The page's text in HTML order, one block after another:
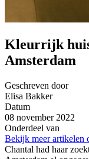
Kleurrijk
Amsterdam
Geschreven door
Elisa Bakker
Datum
08 november 2022
Onderdeel van
Bekijk meer artikelen
Chantal had haar